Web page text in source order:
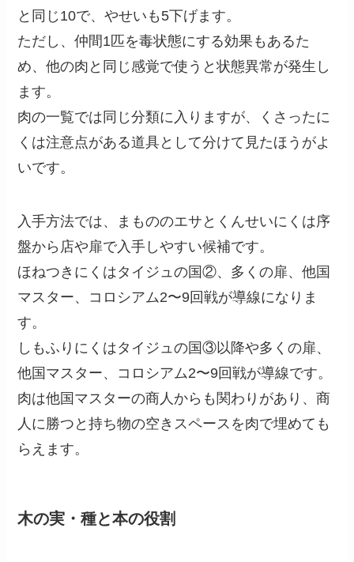
と同じ10で、やせいも5下げます。
ただし、仲間1匹を毒状態にする効果もあるた
め、他の肉と同じ感覚で使うと状態異常が発生し
ます。
肉の一覧では同じ分類に入りますが、くさったに
くは注意点がある道具として分けて見たほうがよ
いです。
入手方法では、まもののエサとくんせいにくは序
盤から店や扉で入手しやすい候補です。
ほねつきにくはタイジュの国②、多くの扉、他国
マスター、コロシアム2〜9回戦が導線になりま
す。
しもふりにくはタイジュの国③以降や多くの扉、
他国マスター、コロシアム2〜9回戦が導線です。
肉は他国マスターの商人からも関わりがあり、商
人に勝つと持ち物の空きスペースを肉で埋めても
らえます。
木の実・種と本の役割